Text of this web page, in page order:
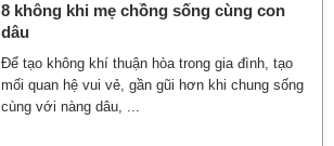
8 không khi mẹ chồng sống cùng con
dâu
Để tạo không khí thuận hòa trong gia đình, tạo
mối quan hệ vui vẻ, gần gũi hơn khi chung sống
cùng với nàng dâu, ...